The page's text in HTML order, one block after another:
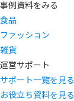
事例資料をみる
食品
ファッション
雑貨
運営サポート
サポート一覧を見る
お役立ち資料を見る